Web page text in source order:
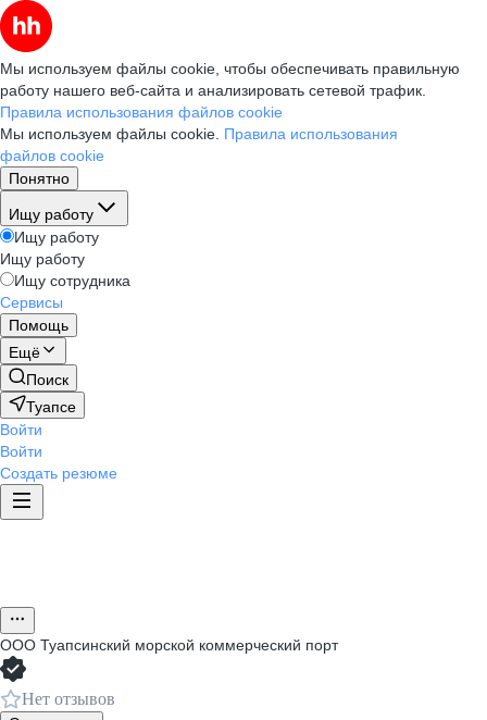
Мы используем файлы cookie, чтобы обеспечивать правильную
работу нашего веб-сайта и анализировать сетевой трафик.
Правила использования файлов cookie
Мы используем файлы cookie. Правила использования
файлов cookie
Понятно
Ищу работу
Ищу работу
Ищу работу
Ищу сотрудника
Сервисы
Помощь
Ещё
Поиск
Туапсе
Войти
Войти
Создать резюме
ООО Туапсинский морской коммерческий порт
Нет отзывов